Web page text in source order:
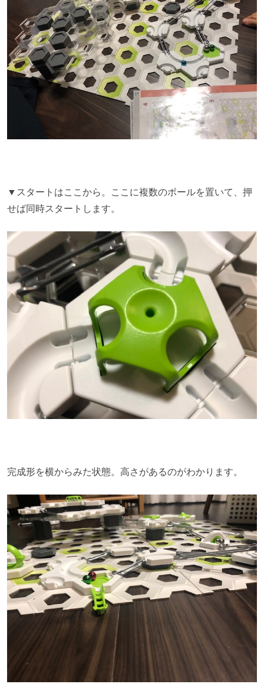
▼スタートはここから。ここに複数のボールを置いて、押
せば同時スタートします。
完成形を横からみた状態。高さがあるのがわかります。